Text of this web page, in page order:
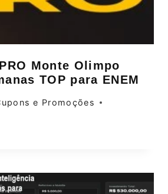
Monte Olimpo
TOP para ENEM
e Promoções